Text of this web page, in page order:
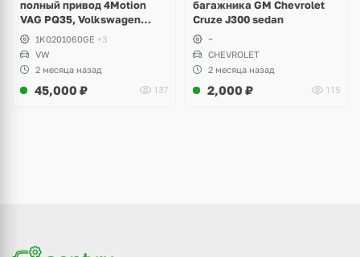
полный привод 4Motion
VAG PQ35, Volkswagen
Scirocco, Golf V, VI, Skoda
Yeti, Octavia A5, Superb,
Audi A3, Seat Altea
1K0201060GE +3
VW
2 месяца назад
45,000 ₽ 137
багажника GM Chevrolet
Cruze J300 sedan
~
CHEVROLET
2 месяца назад
2,000 ₽ 115